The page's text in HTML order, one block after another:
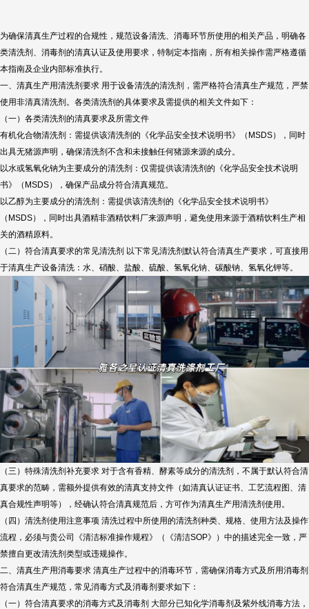
为确保清真生产过程的合规性，规范设备清洗、消毒环节所使用的相关产品，明确各
类清洗剂、消毒剂的清真认证及使用要求，特制定本指南，所有相关操作需严格遵循
本指南及企业内部标准执行。
一、清真生产用清洗剂要求 用于设备清洗的清洗剂，需严格符合清真生产规范，严禁
使用非清真清洗剂。各类清洗剂的具体要求及需提供的相关文件如下：
（一）各类清洗剂的清真要求及所需文件
有机化合物清洗剂：需提供该清洗剂的《化学品安全技术说明书》（MSDS），同时
出具无猪源声明，确保清洗剂不含和未接触任何猪源来源的成分。
以水或氢氧化钠为主要成分的清洗剂：仅需提供该清洗剂的《化学品安全技术说明
书》（MSDS），确保产品成分符合清真规范。
以乙醇为主要成分的清洗剂：需提供该清洗剂的《化学品安全技术说明书》
（MSDS），同时出具酒精非酒精饮料厂来源声明，避免使用来源于酒精饮料生产相
关的酒精原料。
（二）符合清真要求的常见清洗剂 以下常见清洗剂默认符合清真生产要求，可直接用
于清真生产设备清洗：水、硝酸、盐酸、硫酸、氢氧化钠、碳酸钠、氢氧化钾等。
（三）特殊清洗剂补充要求 对于含有香精、酵素等成分的清洗剂，不属于默认符合清
真要求的范畴，需额外提供有效的清真支持文件（如清真认证证书、工艺流程图、清
真合规性声明等），经确认符合清真规范后，方可作为清真生产用清洗剂使用。
（四）清洗剂使用注意事项 清洗过程中所使用的清洗剂种类、规格、使用方法及操作
流程，必须与贵公司《清洁标准操作规程》（《清洁SOP》）中的描述完全一致，严
禁擅自更改清洗剂类型或违规操作。
二、清真生产用消毒要求 清真生产过程中的消毒环节，需确保消毒方式及所用消毒剂
符合清真生产规范，常见消毒方式及消毒剂要求如下：
（一）符合清真要求的消毒方式及消毒剂 大部分已知化学消毒剂及紫外线消毒方法，